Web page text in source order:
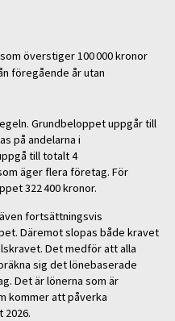
överstiger 100 000 kronor
föregående år utan
Grundbeloppet uppgår till
på andelarna i
till totalt 4
äger flera företag. För
322 400 kronor.
fortsättningsvis
Däremot slopas både kravet
Det medför att alla
sig det lönebaserade
Det är lönerna som är
kommer att påverka